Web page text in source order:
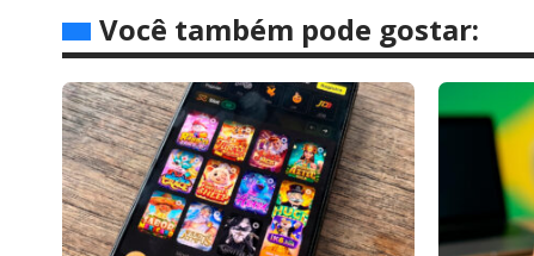
Você também pode gostar: